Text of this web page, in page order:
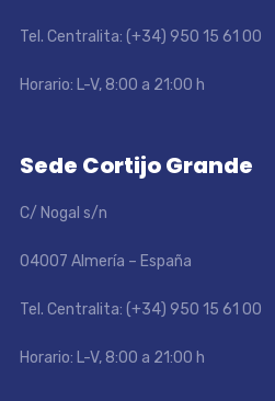
Tel. Centralita: (+34) 950 15 61 00
Horario: L-V, 8:00 a 21:00 h
Sede Cortijo Grande
C/ Nogal s/n
04007 Almería – España
Tel. Centralita: (+34) 950 15 61 00
Horario: L-V, 8:00 a 21:00 h